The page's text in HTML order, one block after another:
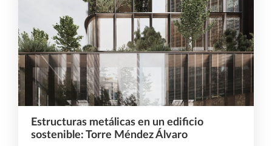
Estructuras metálicas en un edificio
sostenible: Torre Méndez Álvaro